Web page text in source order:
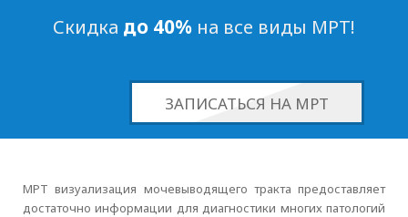
Скидка до 40% на все виды МРТ!
ЗАПИСАТЬСЯ НА МРТ
МРТ визуализация мочевыводящего тракта предоставляет
достаточно информации для диагностики многих патологий